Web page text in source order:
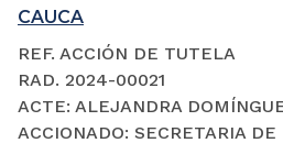
CAUCA
REF. ACCIÓN DE TUTELA
RAD. 2024-00021
ACTE: ALEJANDRA
ACCIONADO: SECRETARIA DE